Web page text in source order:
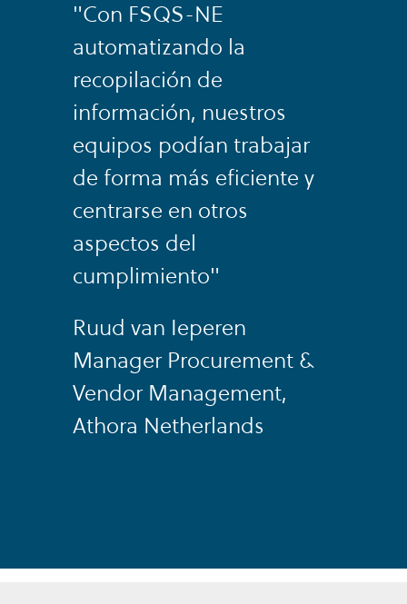
"Con FSQS-NE
automatizando la
recopilación de
información, nuestros
equipos podían trabajar
de forma más eficiente y
centrarse en otros
aspectos del
cumplimiento"
Ruud van Ieperen
Manager Procurement &
Vendor Management,
Athora Netherlands